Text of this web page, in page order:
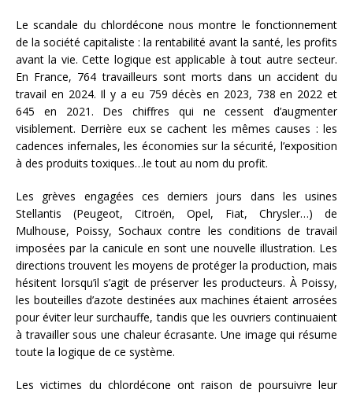
Le scandale du chlordécone nous montre le fonctionnement
de la société capitaliste : la rentabilité avant la santé, les profits
avant la vie. Cette logique est applicable à tout autre secteur.
En France, 764 travailleurs sont morts dans un accident du
travail en 2024. Il y a eu 759 décès en 2023, 738 en 2022 et
645 en 2021. Des chiffres qui ne cessent d’augmenter
visiblement. Derrière eux se cachent les mêmes causes : les
cadences infernales, les économies sur la sécurité, l’exposition
à des produits toxiques…le tout au nom du profit.
Les grèves engagées ces derniers jours dans les usines
Stellantis (Peugeot, Citroën, Opel, Fiat, Chrysler…) de
Mulhouse, Poissy, Sochaux contre les conditions de travail
imposées par la canicule en sont une nouvelle illustration. Les
directions trouvent les moyens de protéger la production, mais
hésitent lorsqu’il s’agit de préserver les producteurs. À Poissy,
les bouteilles d’azote destinées aux machines étaient arrosées
pour éviter leur surchauffe, tandis que les ouvriers continuaient
à travailler sous une chaleur écrasante. Une image qui résume
toute la logique de ce système.
Les victimes du chlordécone ont raison de poursuivre leur